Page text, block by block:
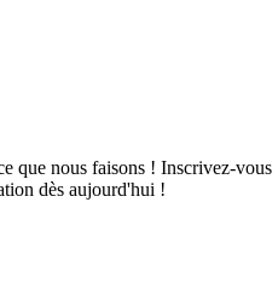
que nous faisons ! Inscrivez-vous
dès aujourd'hui !